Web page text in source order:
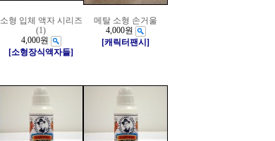
소형 입체 액자 시리즈
(1)
4,000원
[소형장식액자들]
메탈 소형 손거울
4,000원
[캐릭터팬시]